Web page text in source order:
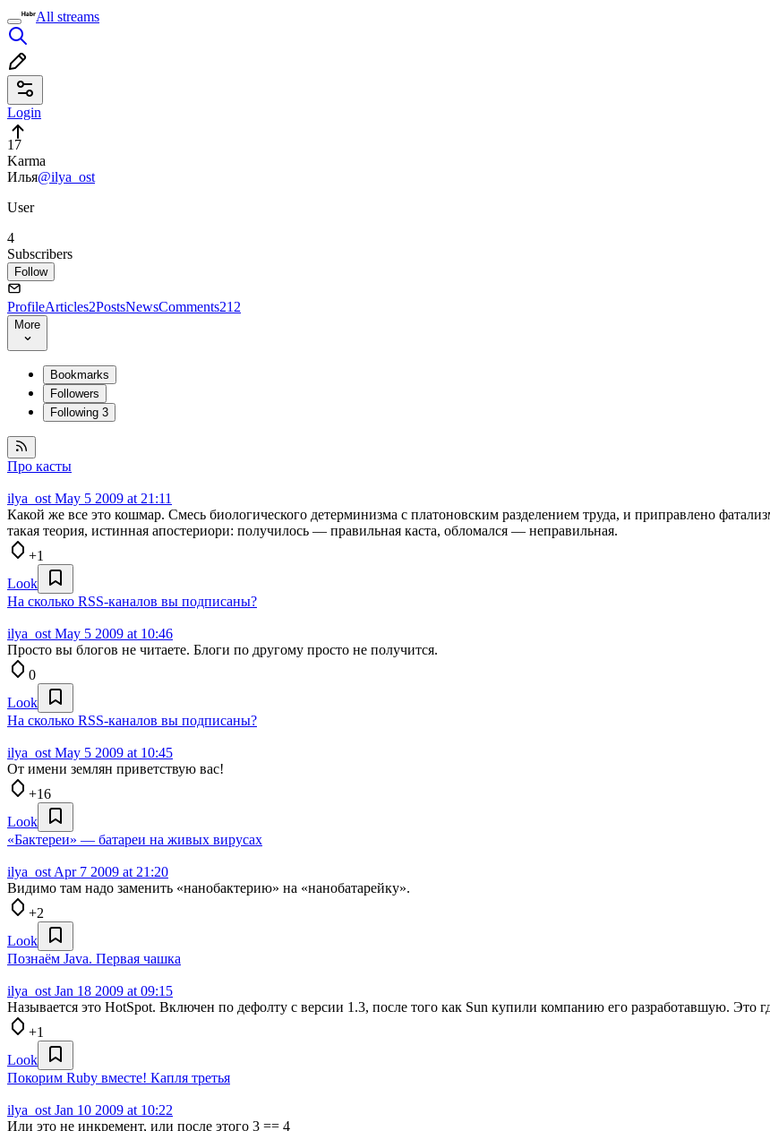
All streams
Login
17
Karma
Илья@ilya_ost
User
4
Subscribers
Follow
ProfileArticles2PostsNewsComments212
More
Bookmarks
Followers
Following 3
Про касты
ilya_ost May 5 2009 at 21:11
Какой же все это кошмар. Смесь биологического детерминизма с платоновским разделением труда, и приправлено
такая теория, истинная апостериори: получилось — правильная каста, обломался — неправильная.
+1
Look
На сколько RSS-каналов вы подписаны?
ilya_ost May 5 2009 at 10:46
Просто вы блогов не читаете. Блоги по другому просто не получится.
0
Look
На сколько RSS-каналов вы подписаны?
ilya_ost May 5 2009 at 10:45
От имени землян приветствую вас!
+16
Look
«Бактереи» — батареи на живых вирусах
ilya_ost Apr 7 2009 at 21:20
Видимо там надо заменить «нанобактерию» на «нанобатарейку».
+2
Look
Познаём Java. Первая чашка
ilya_ost Jan 18 2009 at 09:15
Называется это HotSpot. Включен по дефолту с версии 1.3, после того как Sun купили компанию его разработавшую. Это
+1
Look
Покорим Ruby вместе! Капля третья
ilya_ost Jan 10 2009 at 10:22
Или это не инкремент, или после этого 3 == 4